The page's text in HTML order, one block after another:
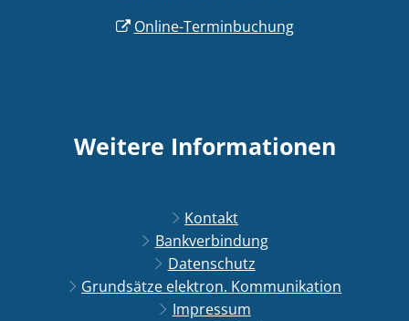
Online-Terminbuchung
Weitere Informationen
Kontakt
Bankverbindung
Datenschutz
Grundsätze elektron. Kommunikation
Impressum